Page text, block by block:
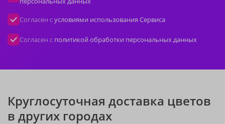
Согласен сусловиями использования Сервиса
Согласен с политикой обработки персональных данных
Круглосуточная доставка цветов
в других городах